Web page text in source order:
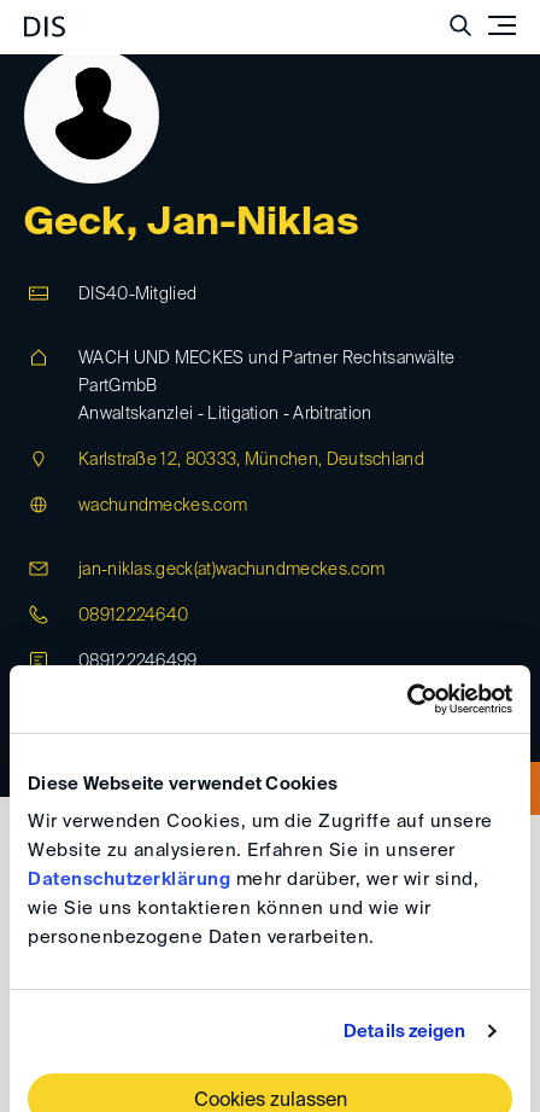
Diese Webseite verwendet Cookies
Wir verwenden Cookies, um die Zugriffe auf unsere
Website zu analysieren. Erfahren Sie in unserer
Datenschutzerklärung mehr darüber, wer wir sind,
wie Sie uns kontaktieren können und wie wir
personenbezogene Daten verarbeiten.
Details zeigen
Cookies zulassen
Geck, Jan-Niklas
DIS40-Mitglied
WACH UND MECKES und Partner Rechtsanwälte
PartGmbB
Anwaltskanzlei - Litigation - Arbitration
Karlstraße 12, 80333, München, Deutschland
wachundmeckes.com
jan-niklas.geck(at)wachundmeckes.com
08912224640
089122246499
Aktuelle Tätigkeit
Associate / Rechtsanwalt at WACH UND MECKES und